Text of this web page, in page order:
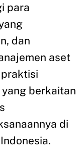
para
dan
aset
berkaitan
di